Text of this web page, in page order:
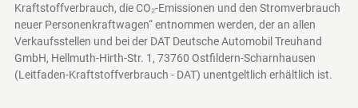
Kraftstoffverbrauch, die CO₂-Emissionen und den Stromverbrauch
neuer Personenkraftwagen“ entnommen werden, der an allen
Verkaufsstellen und bei der DAT Deutsche Automobil Treuhand
GmbH, Hellmuth-Hirth-Str. 1, 73760 Ostfildern-Scharnhausen
(Leitfaden-Kraftstoffverbrauch - DAT) unentgeltlich erhältlich ist.